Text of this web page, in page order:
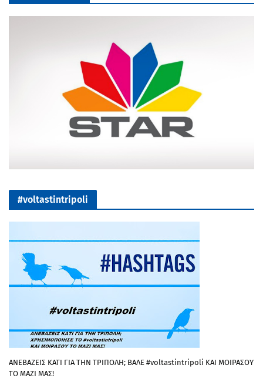
#voltastintripoli
ΑΝΕΒΑΖΕΙΣ ΚΑΤΙ ΓΙΑ ΤΗΝ ΤΡΙΠΟΛΗ; ΒΑΛΕ #voltastintripoli ΚΑΙ ΜΟΙΡΑΣΟΥ
ΤΟ ΜΑΖΙ ΜΑΣ!